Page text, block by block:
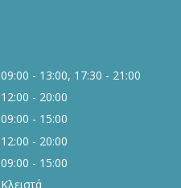
09:00 - 13:00, 17:30 - 21:00
12:00 - 20:00
09:00 - 15:00
12:00 - 20:00
09:00 - 15:00
Κλειστά